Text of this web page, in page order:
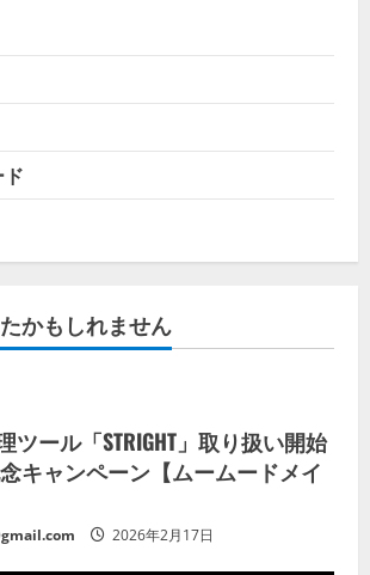
かもしれません
ツール「STRIGHT」取り扱い開始
キャンペーン【ムームードメイ
2026年2月17日